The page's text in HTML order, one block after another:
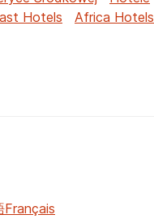
Hotels Africa Hotels
Français